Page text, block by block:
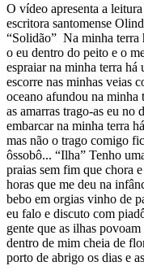
O vídeo apresenta a
escritora santomense
“Solidão” Na minha terra
o eu dentro do peito e o
espraiar na minha terra há
escorre nas minhas veias
oceano afundou na minha
as amarras trago-as eu no
embarcar na minha terra
mas não o trago comigo
ôssobô... “Ilha” Tenho
praias sem fim que chora
horas que me deu na
bebo em orgias vinho de
eu falo e discuto com
gente que as ilhas
dentro de mim cheia de
porto de abrigo os dias e